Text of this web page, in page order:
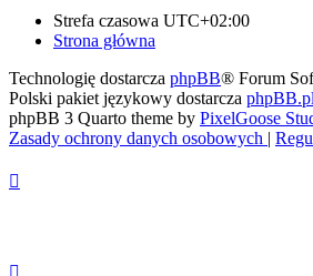
Strefa czasowa UTC+02:00
Strona główna
Technologię dostarcza phpBB® Forum
Polski pakiet językowy dostarcza
phpBB 3 Quarto theme by PixelGoose
Zasady ochrony danych osobowych |